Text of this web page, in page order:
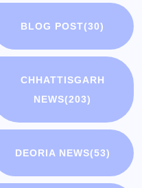
BLOG POST(30)
CHHATTISGARH
NEWS(203)
DEORIA NEWS(53)